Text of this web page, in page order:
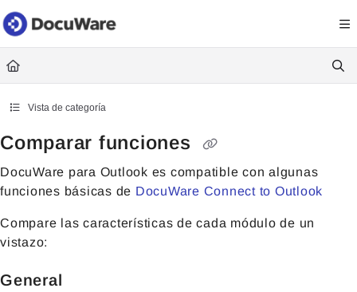
Documentation Index
Fetch the complete documentation index at: https://
Use this file to discover all available pages before exploring further.
Vista de categoría
Comparar funciones
DocuWare para Outlook es compatible con algunas
funciones básicas de DocuWare Connect to Outlook
Compare las características de cada módulo de un
vistazo:
General